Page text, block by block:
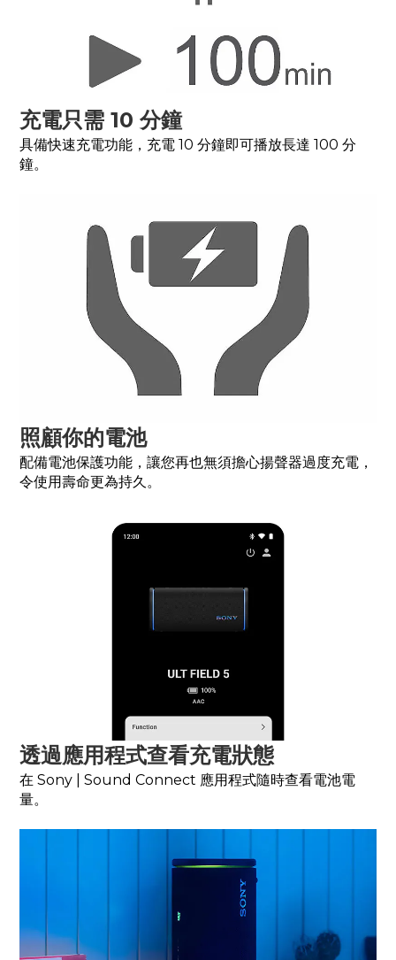
充電只需 10 分鐘
具備快速充電功能，充電 10 分鐘即可播放長達 100 分
鐘。
照顧你的電池
配備電池保護功能，讓您再也無須擔心揚聲器過度充電，
令使用壽命更為持久。
透過應用程式查看充電狀態
在 Sony | Sound Connect 應用程式隨時查看電池電
量。